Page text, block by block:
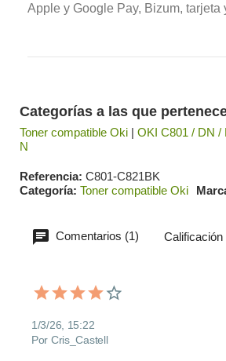
Apple y Google Pay, Bizum, tarjeta
Categorías a las que
Toner compatible Oki | OKI C801 / DN /
N
Referencia C801-C821BK
Categoría Toner compatible Oki
Comentarios (1) Calificación
1/3/26, 15:22
Por Cris_Castell